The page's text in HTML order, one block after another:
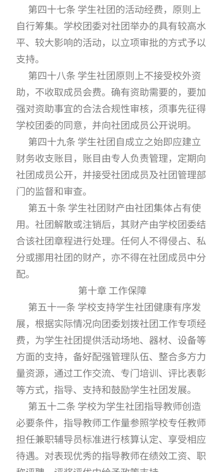
第四十七条 学生社团的活动经费，原则上
自行筹集。学校团委对社团举办的具有较高水
平、较大影响的活动，以立项审批的方式予以
支持。
第四十八条 学生社团原则上不接受校外资
助，不收取成员会费。确有资助需要的，要加
强对资助事宜的合法合规性审核，须事先征得
学校团委的同意，并向社团成员公开说明。
第四十九条 学生社团自成立之始即应建立
财务收支账目，账目由专人负责管理，定期向
社团成员公开，并接受社团成员及社团管理部
门的监督和审查。
第五十条 学生社团财产由社团集体占有使
用。社团解散或注销后，其财产由学校团委结
合该社团章程进行处理。任何人不得侵占、私
分或挪用社团的财产，亦不得在社团成员中分
配。
第十章 工作保障
第五十一条 学校支持学生社团健康有序发
展，根据实际情况向团委划拨社团工作专项经
费，为学生社团提供活动场地、器材、设备等
方面的支持，备好配强管理队伍、整合多方力
量资源，通过工作交流、专门培训、评比表彰
等方式，指导、支持和鼓励学生社团发展。
第五十二条 学校为学生社团指导教师创造
必要条件，指导教师工作量参照学校专任教师
担任兼职辅导员标准进行核算认定、享受相应
待遇。对表现优秀的指导教师在绩效工资、职